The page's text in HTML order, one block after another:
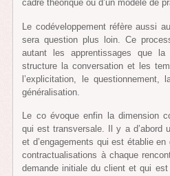
cadre théorique ou d’un modèle de
Le codéveloppement réfère aussi
sera question plus loin. Ce
autant les apprentissages que
structure la conversation et les
l’explicitation, le questionnement,
généralisation.
Le co évoque enfin la dimension
qui est transversale. Il y a d’abord
et d’engagements qui est établie
contractualisations à chaque
demande initiale du client et qui